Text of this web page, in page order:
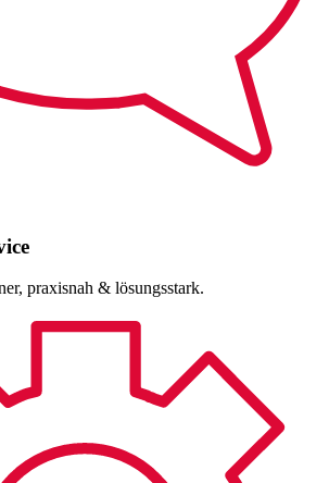
praxisnah & lösungsstark.